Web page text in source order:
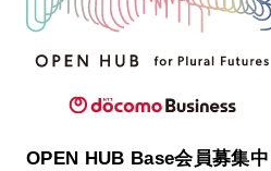
OPEN HUB Base会員募集中